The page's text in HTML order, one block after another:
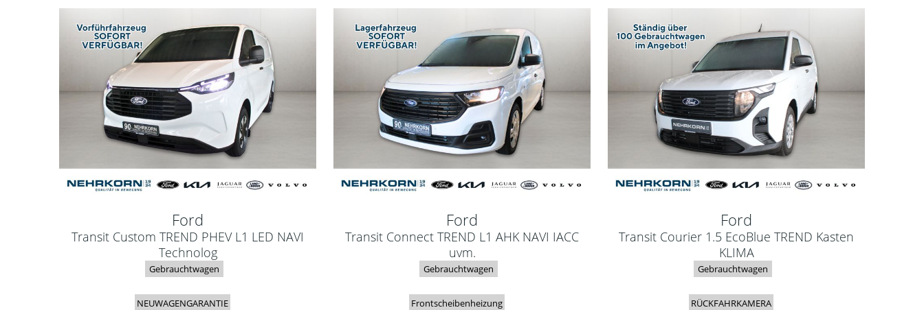
Ford
Transit Custom TREND PHEV L1 LED NAVI
Technolog
Gebrauchtwagen
NEUWAGENGARANTIE
Ford
Transit Connect TREND L1 AHK NAVI IACC
uvm.
Gebrauchtwagen
Frontscheibenheizung
Ford
Transit Courier 1.5 EcoBlue TREND Kasten
KLIMA
Gebrauchtwagen
RÜCKFAHRKAMERA